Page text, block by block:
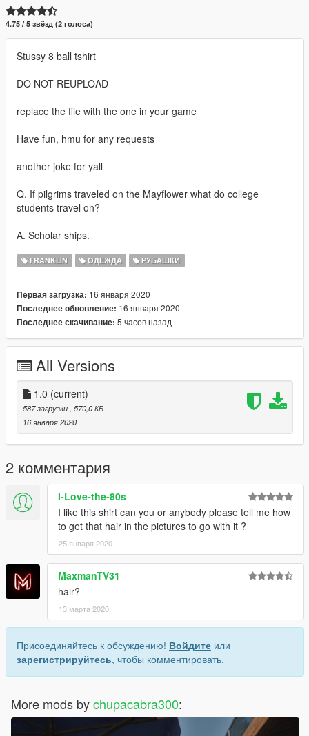
4.75 / 5 звёзд (2 голоса)
Stussy 8 ball tshirt
DO NOT REUPLOAD
replace the file with the one in your game
Have fun, hmu for any requests
another joke for yall
Q. If pilgrims traveled on the Mayflower what do college
students travel on?
A. Scholar ships.
FRANKLIN ОДЕЖДА РУБАШКИ
Первая загрузка: 16 января 2020
Последнее обновление: 16 января 2020
Последнее скачивание: 5 часов назад
All Versions
1.0 (current)
587 загрузки , 570,0 КБ
16 января 2020
2 комментария
I-Love-the-80s
I like this shirt can you or anybody please tell me how
to get that hair in the pictures to go with it ?
25 января 2020
MaxmanTV31
hair?
13 марта 2020
Присоединяйтесь к обсуждению! Войдите или
зарегистрируйтесь, чтобы комментировать.
More mods bychupacabra300: